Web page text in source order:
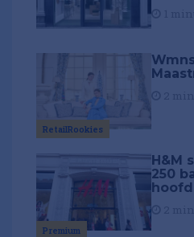
RetailRookies
Premium
H&M
250